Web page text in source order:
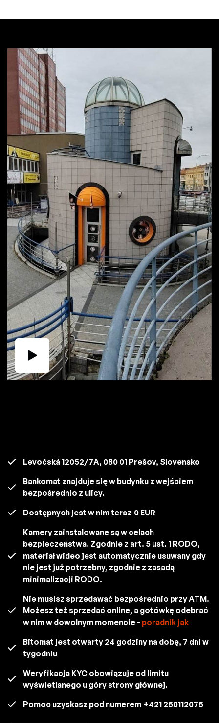
Levočská 12052/7A, 080 01 Prešov, Slovensko
Bankomat znajduje się w budynku z wejściem
bezpośrednio z ulicy.
Dostępnych jest w nim teraz 0 EUR
Kamery zainstalowane są w celach
bezpieczeństwa. Zgodnie z art. 5 ust. 1 RODO,
materiał wideo jest automatycznie usuwany gdy
nie jest już potrzebny, zgodnie z zasadą
minimalizacji RODO.
Nie musisz sprzedawać bezpośrednio przy ATM.
Możesz też sprzedać online, a gotówkę odebrać
w nim w dowolnym momencie - poradnik jak
Bitomat jest otwarty 24 godziny na dobę, 7 dni w
tygodniu
Weryfikacja KYC obowiązuje od limitu
wyświetlanego u góry strony głównej.
Pomoc uzyskasz pod numerem +421 250112075